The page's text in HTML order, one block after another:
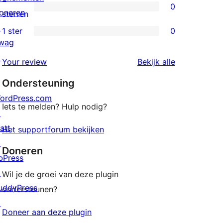
ster
beoordeling
0
2
sterren
beoordelingen
sterren
0
sterren
beoordelingen
1 ster 0
Your review Bekijk alle
Ondersteuning
Iets te melden? Hulp nodig?
Het supportforum bekijken
Doneren
Wil je de groei van deze plugin
ondersteunen?
Doneer aan deze plugin